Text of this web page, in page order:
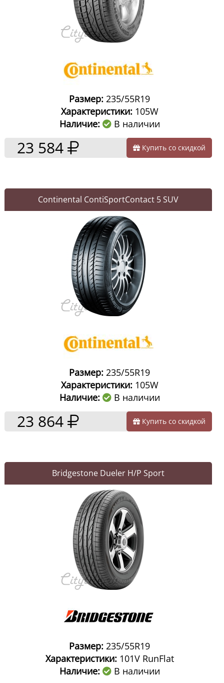
Размер: 235/55R19
Характеристики:105W
Наличие:
В наличии
23 584 Купить со скидкой
Continental ContiSportContact 5 SUV
Размер: 235/55R19
Характеристики:105W
Наличие:
В наличии
23 864 Купить со скидкой
Bridgestone Dueler H/P Sport
Размер: 235/55R19
Характеристики:101V RunFlat
Наличие:
В наличии